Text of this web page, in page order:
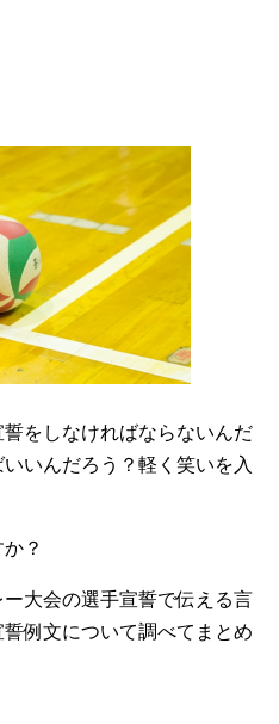
をしなければならないんだ
いんだろう？軽く笑いを入
？
大会の選手宣誓で伝える言
例文について調べてまとめ